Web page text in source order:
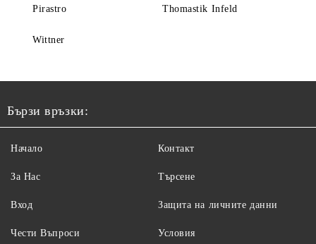
Pirastro Thomastik Infeld
Wittner
Бързи връзки:
Начало
За Нас
Вход
Чести Въпроси
Контакт
Търсене
Защита на личните данни
Условия